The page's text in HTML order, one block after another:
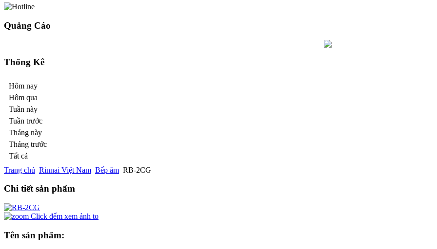
Quảng Cáo
Thống Kê
Hôm nay
Hôm qua
Tuần này
Tuần trước
Tháng này
Tháng trước
Tất cả
Trang chủ Rinnai Việt Nam Bếp âm RB-2CG
Chi tiết sản phẩm
Click đểm xem ảnh to
Tên sản phẩm: